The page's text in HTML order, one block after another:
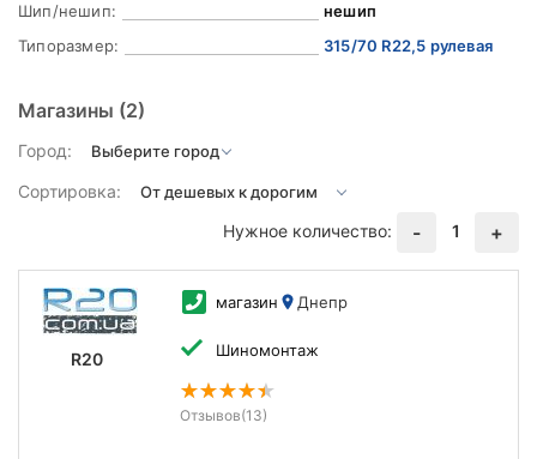
Шип/нешип:
нешип
Типоразмер:
315/70 R22,5 рулевая
Магазины (2)
Город:
Сортировка:
Нужное количество:
- 1 +
R20
магазин Днепр
Шиномонтаж
Отзывов(13)